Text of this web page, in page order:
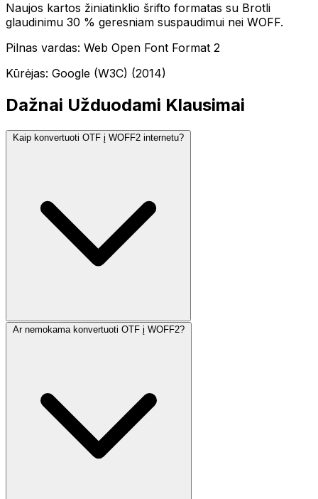
Naujos kartos žiniatinklio šrifto formatas su Brotli
glaudinimu 30 % geresniam suspaudimui nei WOFF.
Pilnas vardas: Web Open Font Format 2
Kūrėjas: Google (W3C) (2014)
Dažnai Užduodami Klausimai
Kaip konvertuoti OTF į WOFF2 internetu?
Ar nemokama konvertuoti OTF į WOFF2?